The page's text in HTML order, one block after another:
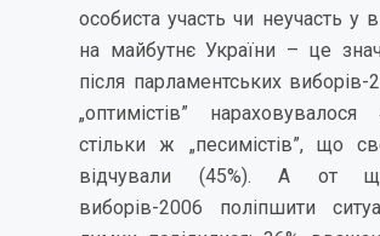
особиста участь чи неучасть у
на майбутнє України – це
після парламентських виборів-
„оптимістів”
стільки ж „песимістів”, що
відчували (45%). А от
виборів-2006 поліпшити